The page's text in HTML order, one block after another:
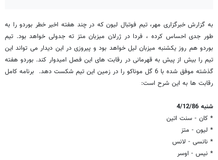
به گزارش خبرگزاری مهر، تیم فوتبال لیون که در چند هفته اخیر خطر بوردو را به
طور جدی احساس کرده ، فردا در ژرلان میزبان متز ته جدولی خواهد بود. تیم
بوردو هم روز یکشنبه میزبان لیل خواهد بود و پیروزی در این دیدار می تواند این
تیم را بیش از پیش به قهرمانی در رقابت های این فصل امیدوار کند. بوردو هفته
گذشته موفق شده با 6 گل موناکو را در زمین این تیم شکست دهد. برنامه کامل
رقابت ها به این شرح است:
شنبه 4/12/86
* کان - سنت اتین
* لیون - متز
* نانسی - لانس
* نیس - اوسر